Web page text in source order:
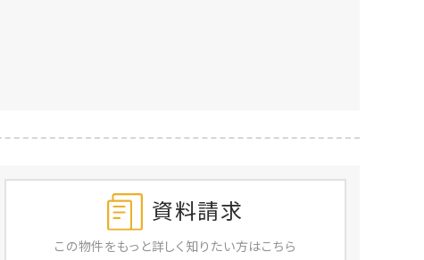
資料請求
この物件をもっと詳しく 知りたい方はこちら